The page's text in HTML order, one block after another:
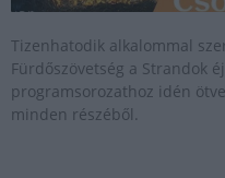
Tizenhatodik alkalommal
Fürdőszövetség a Strandok
programsorozathoz idén
minden részéből.